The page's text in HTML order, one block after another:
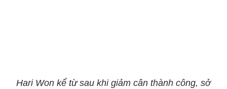
Hari Won kể từ sau khi giảm cân thành công, sở